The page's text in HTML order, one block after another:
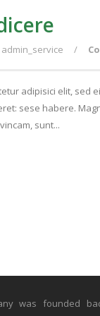
admin_service /
adipisici elit,
sese habere.
sunt...
was founded